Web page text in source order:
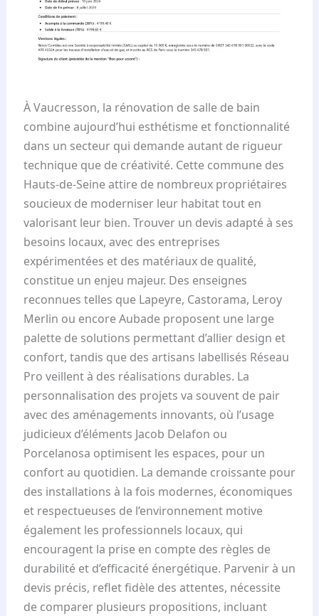
À Vaucresson, la rénovation de salle de bain
combine aujourd’hui esthétisme et fonctionnalité
dans un secteur qui demande autant de rigueur
technique que de créativité. Cette commune des
Hauts-de-Seine attire de nombreux propriétaires
soucieux de moderniser leur habitat tout en
valorisant leur bien. Trouver un devis adapté à ses
besoins locaux, avec des entreprises
expérimentées et des matériaux de qualité,
constitue un enjeu majeur. Des enseignes
reconnues telles que Lapeyre, Castorama, Leroy
Merlin ou encore Aubade proposent une large
palette de solutions permettant d’allier design et
confort, tandis que des artisans labellisés Réseau
Pro veillent à des réalisations durables. La
personnalisation des projets va souvent de pair
avec des aménagements innovants, où l’usage
judicieux d’éléments Jacob Delafon ou
Porcelanosa optimisent les espaces, pour un
confort au quotidien. La demande croissante pour
des installations à la fois modernes, économiques
et respectueuses de l’environnement motive
également les professionnels locaux, qui
encouragent la prise en compte des règles de
durabilité et d’efficacité énergétique. Parvenir à un
devis précis, reflet fidèle des attentes, nécessite
de comparer plusieurs propositions, incluant